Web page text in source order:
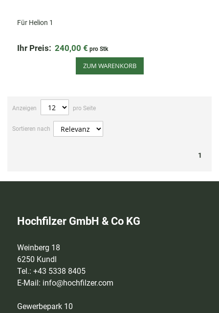
Für Helion 1
Ihr Preis: 240,00 € pro Stk
ZUM WARENKORB
Anzeigen pro Seite
Sortieren nach
1
Hochfilzer GmbH & Co KG
Weinberg 18
6250 Kundl
Tel.: +43 5338 8405
E-Mail: info@hochfilzer.com
Gewerbepark 10